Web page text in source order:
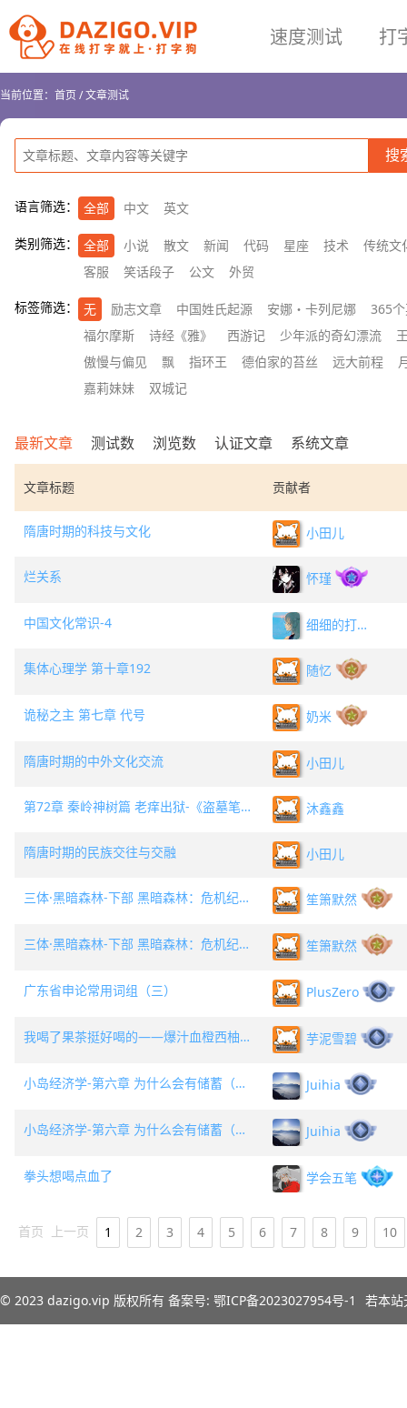
速度测试 打
当前位置： 首页/文章测试
语言筛选： 全部 中文 英文
类别筛选： 全部 小说 散文 新闻 代码 星座 技术
传统文
客服
笑话段子 公文 外贸
标签筛选： 无 励志文章 中国姓氏起源 安娜・卡列尼娜
365
福尔摩斯
诗经《雅》 西游记 少年派的奇幻漂流
傲慢与偏见
飘 指环王 德伯家的苔丝 远大前程
嘉莉妹妹
双城记
最新文章 测试数 浏览数 认证文章 系统文章
文章标题 贡献者
隋唐时期的科技与文化 小田儿
烂关系 怀瑾
中国文化常识-4 细细的打字狗
集体心理学 第十章192 随忆
诡秘之主 第七章 代号 奶米
隋唐时期的中外文化交流 小田儿
第72章 秦岭神树篇 老痒出狱-《盗墓笔记》 沐鑫鑫
隋唐时期的民族交往与交融 小田儿
三体·黑暗森林-下部 黑暗森林：危机纪年第205年 三体舰队距太阳系2.10光年（七） 笙箫默然
三体·黑暗森林-下部 黑暗森林：危机纪年第205年 三体舰队距太阳系2.10光年（六） 笙箫默然
广东省申论常用词组（三） PlusZero
我喝了果茶挺好喝的——爆汁血橙西柚冰奶 芋泥雪碧
小岛经济学-第六章 为什么会有储蓄（下） Juihia
小岛经济学-第六章 为什么会有储蓄（上） Juihia
拳头想喝点血了 学会五笔
首页 上一页 1 2 3 4 5 6 7 8 9 10
© 2023 dazigo.vip 版权所有 备案号: 鄂ICP备2023027954号-1 若本